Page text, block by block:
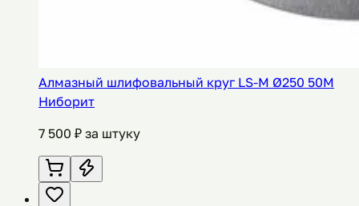
Алмазный шлифовальный круг LS-M Ø250 50M
Ниборит
7 500 ₽ за штуку